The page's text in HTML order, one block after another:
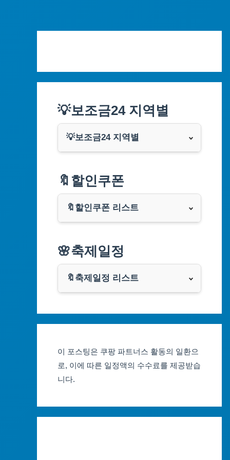
💡보조금24 지역별
💡보조금24 지역별
부산광역시
대구광역시
인천광역시
광주광역시
세종특별자치시
강원도
🔖할인쿠폰
🔖할인쿠폰 리스트
쿠팡
클룩
🌸축제일정
🔖축제일정 리스트
대구축제 일정
광주축제 일정
이 포스팅은 쿠팡 파트너스 활동의 일환으
로, 이에 따른 일정액의 수수료를 제공받습
니다.